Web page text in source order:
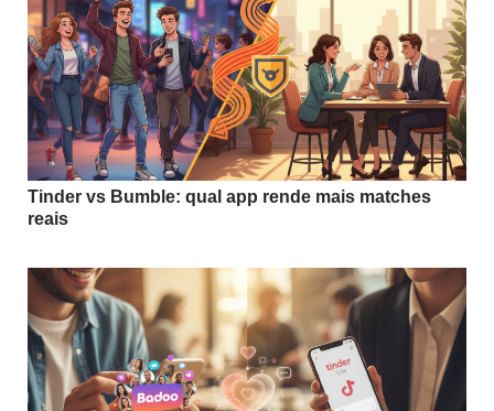
Tinder vs Bumble: qual app rende mais matches
reais